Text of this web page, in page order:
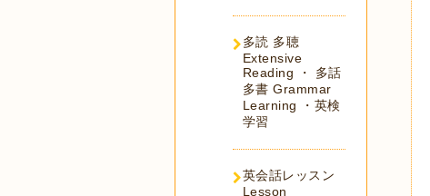
多読 多聴
Extensive
Reading ・ 多話
多書 Grammar
Learning ・英検
学習
英会話レッスン
Lesson